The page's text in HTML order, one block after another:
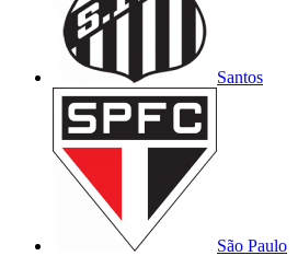
Santos
São Paulo